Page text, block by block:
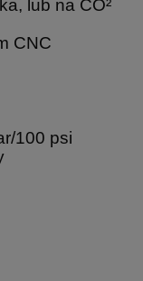
lub na CO²
CNC
100 psi